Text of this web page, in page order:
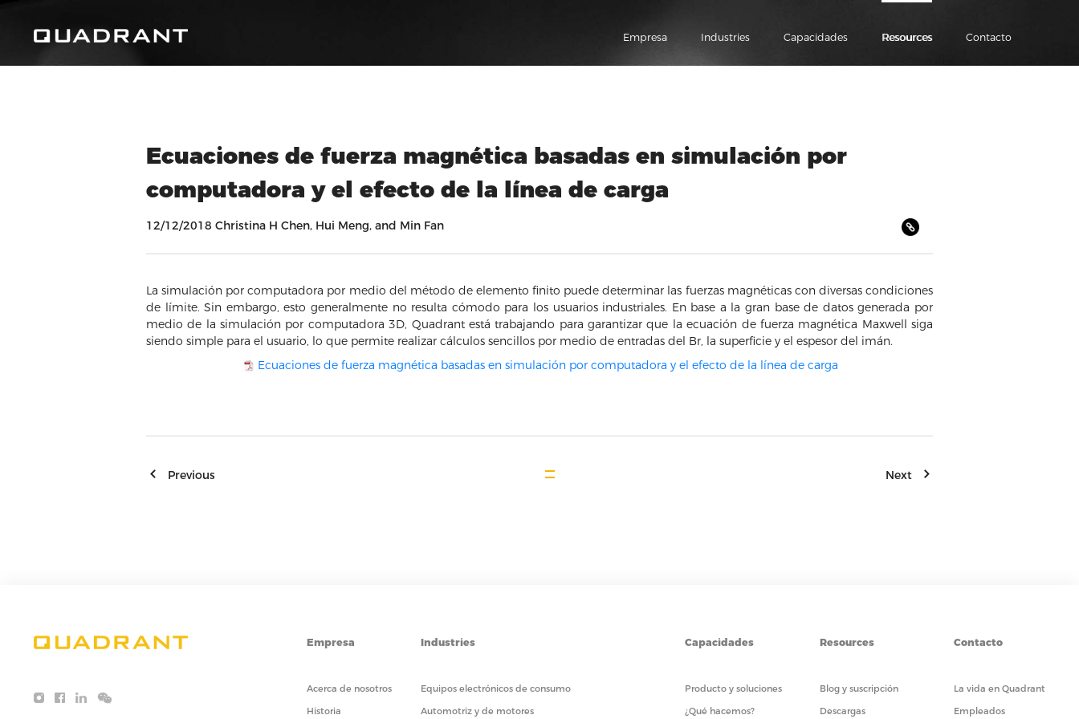
Empresa Industries Capacidades Resources Contacto
Ecuaciones de fuerza magnética basadas en simulación por
computadora y el efecto de la línea de carga
12/12/2018 Christina H Chen, Hui Meng, and Min Fan
La simulación por computadora por medio del método de elemento finito puede determinar las fuerzas magnéticas con diversas condiciones
de límite. Sin embargo, esto generalmente no resulta cómodo para los usuarios industriales. En base a la gran base de datos generada por
medio de la simulación por computadora 3D, Quadrant está trabajando para garantizar que la ecuación de fuerza magnética Maxwell siga
siendo simple para el usuario, lo que permite realizar cálculos sencillos por medio de entradas del Br, la superficie y el espesor del imán.
Ecuaciones de fuerza magnética basadas en simulación por computadora y el efecto de la línea de carga
Previous Next
Empresa
Acerca de nosotros
Historia
Industries
Equipos electrónicos de consumo
Automotriz y de motores
Capacidades
Producto y soluciones
¿Qué hacemos?
Resources
Blog y suscripción
Descargas
Contacto
La vida en Quadrant
Empleados